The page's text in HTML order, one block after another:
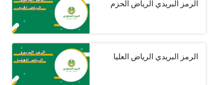
الرمز البريدي الرياض الحزم
الرمز البريدي الرياض العليا